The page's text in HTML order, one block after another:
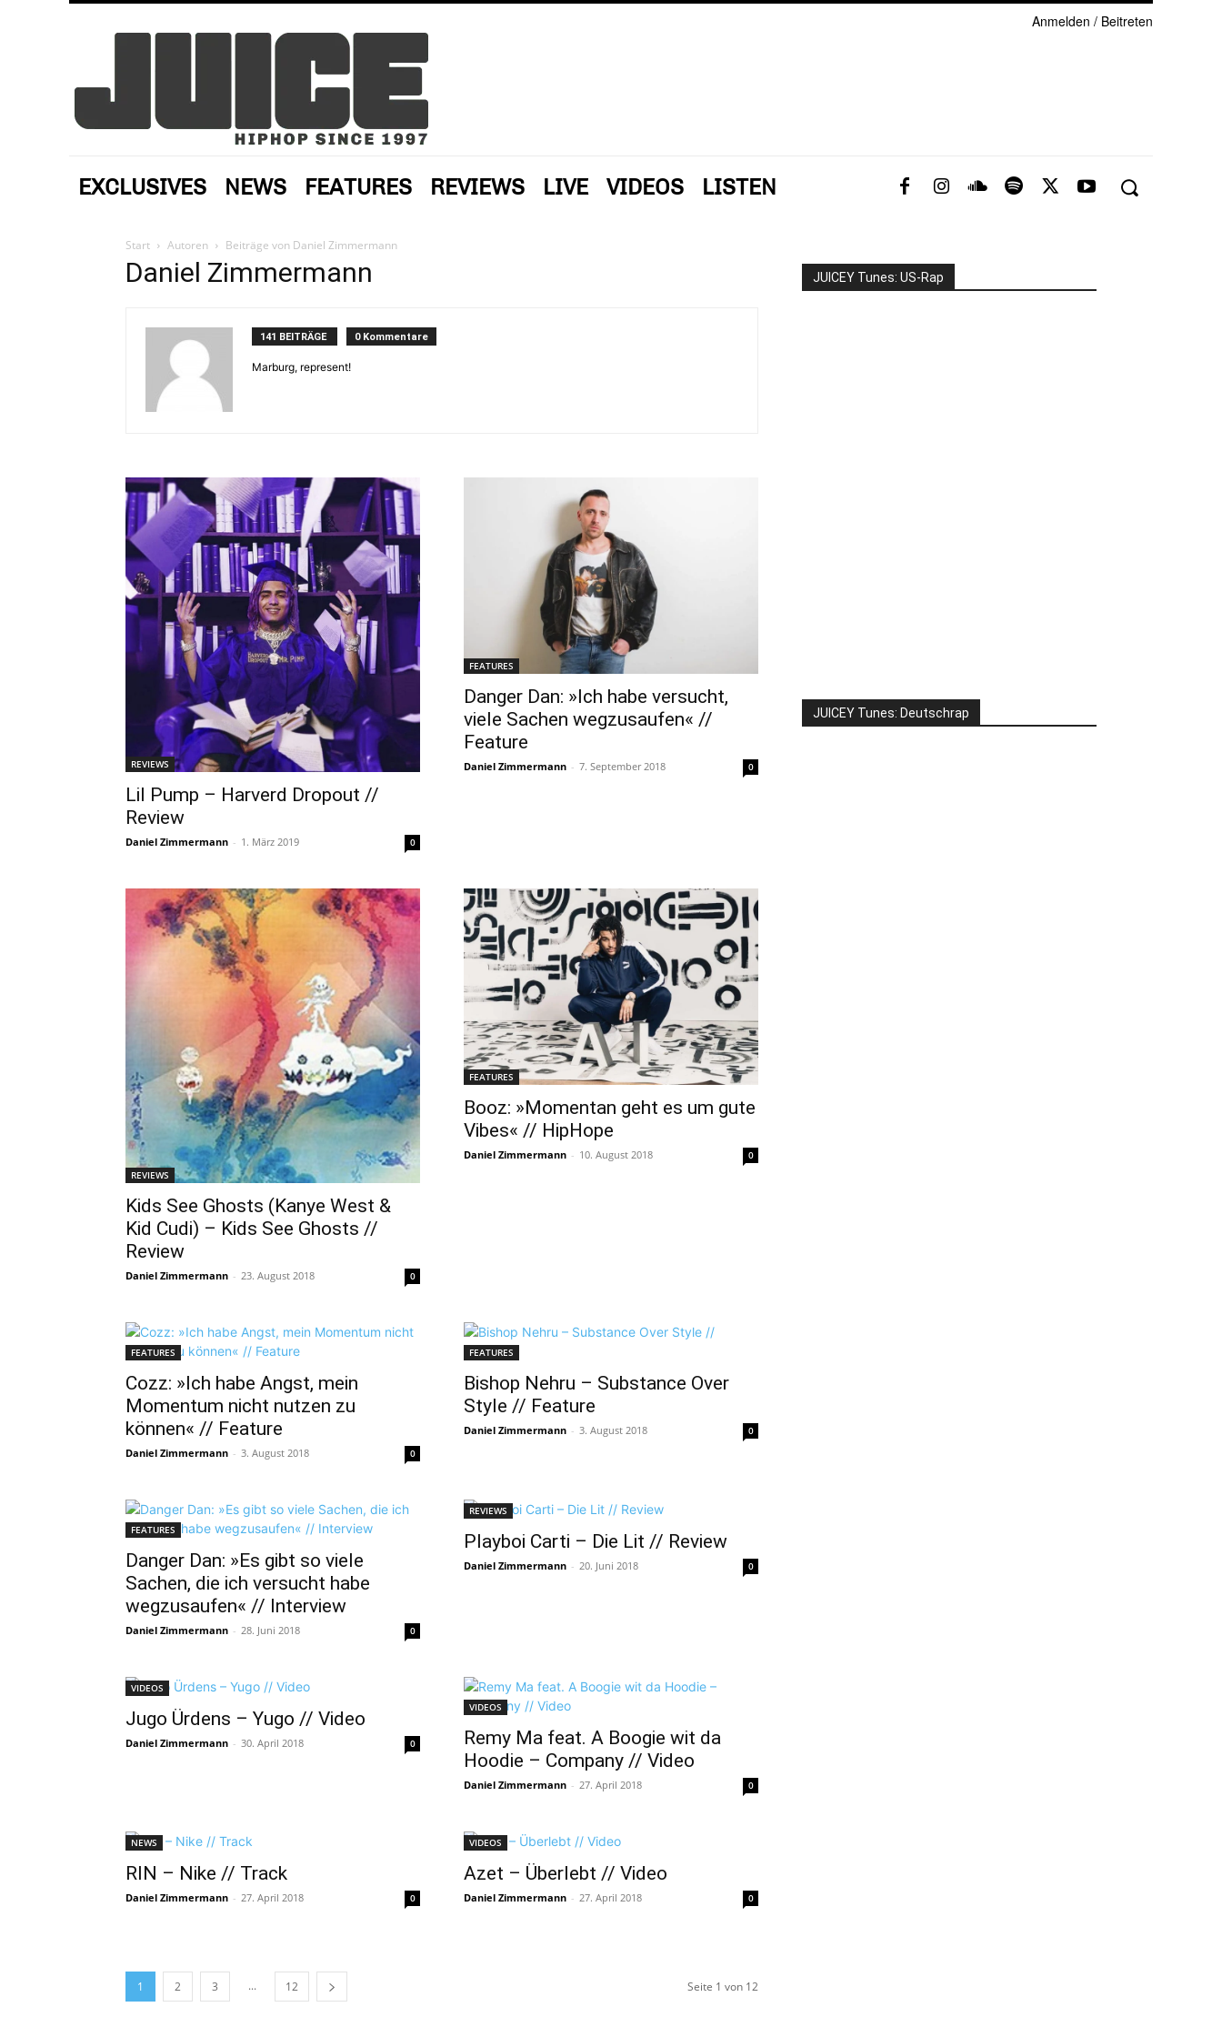
Anmelden / Beitreten
EXCLUSIVES NEWS FEATURES REVIEWS LIVE VIDEOS LISTEN
Start Autoren Beiträge von Daniel Zimmermann
Daniel Zimmermann
141 BEITRÄGE 0 Kommentare
Marburg, represent!
REVIEWS
Lil Pump – Harverd Dropout //
Review
Daniel Zimmermann - 1. März 2019 0
FEATURES
Danger Dan: »Ich habe versucht,
viele Sachen wegzusaufen« //
Feature
Daniel Zimmermann - 7. September 2018 0
REVIEWS
Kids See Ghosts (Kanye West &
Kid Cudi) – Kids See Ghosts //
Review
Daniel Zimmermann - 23. August 2018 0
FEATURES
Booz: »Momentan geht es um gute
Vibes« // HipHope
Daniel Zimmermann - 10. August 2018 0
FEATURES
Cozz: »Ich habe Angst, mein
Momentum nicht nutzen zu
können« // Feature
Daniel Zimmermann - 3. August 2018 0
FEATURES
Bishop Nehru – Substance Over
Style // Feature
Daniel Zimmermann - 3. August 2018 0
FEATURES
Danger Dan: »Es gibt so viele
Sachen, die ich versucht habe
wegzusaufen« // Interview
Daniel Zimmermann - 28. Juni 2018 0
REVIEWS
Playboi Carti – Die Lit // Review
Daniel Zimmermann - 20. Juni 2018 0
VIDEOS
Jugo Ürdens – Yugo // Video
Daniel Zimmermann - 30. April 2018 0
VIDEOS
Remy Ma feat. A Boogie wit da
Hoodie – Company // Video
Daniel Zimmermann - 27. April 2018 0
NEWS
RIN – Nike // Track
Daniel Zimmermann - 27. April 2018 0
VIDEOS
Azet – Überlebt // Video
Daniel Zimmermann - 27. April 2018 0
1 2 3 ... 12 Seite 1 von 12
JUICEY Tunes: US-Rap
JUICEY Tunes: Deutschrap